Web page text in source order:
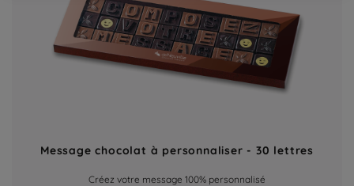
Message chocolat à personnaliser - 30 lettres
Créez votre message 100% personnalisé